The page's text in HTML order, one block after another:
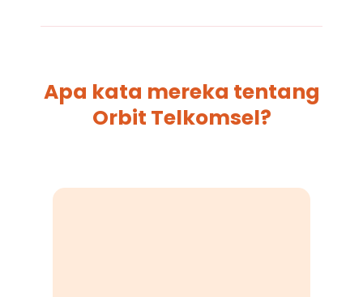
Apa kata mereka tentang
Orbit Telkomsel?